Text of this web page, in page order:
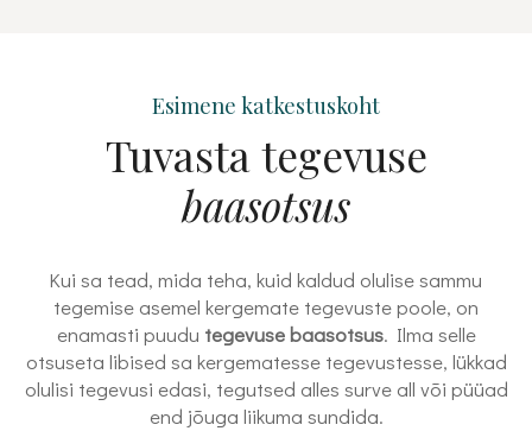
Esimene katkestuskoht
Tuvasta tegevuse
baasotsus
Kui sa tead, mida teha, kuid kaldud olulise sammu
tegemise asemel kergemate tegevuste poole, on
enamasti puudu tegevuse baasotsus. Ilma selle
otsuseta libised sa kergematesse tegevustesse, lükkad
olulisi tegevusi edasi, tegutsed alles surve all või püüad
end jõuga liikuma sundida.